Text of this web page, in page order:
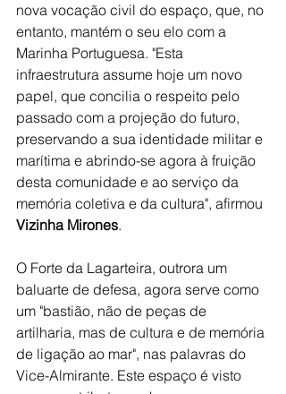
nova vocação civil do espaço, que, no
entanto, mantém o seu elo com a
Marinha Portuguesa. "Esta
infraestrutura assume hoje um novo
papel, que concilia o respeito pelo
passado com a projeção do futuro,
preservando a sua identidade militar e
marítima e abrindo-se agora à fruição
desta comunidade e ao serviço da
memória coletiva e da cultura", afirmou
Vizinha Mirones.
O Forte da Lagarteira, outrora um
baluarte de defesa, agora serve como
um "bastião, não de peças de
artilharia, mas de cultura e de memória
de ligação ao mar", nas palavras do
Vice-Almirante. Este espaço é visto